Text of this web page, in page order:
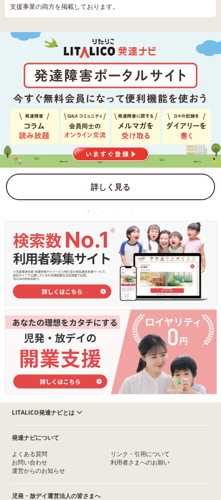
支援事業の両方を掲載しております。
詳しく見る
LITALICO発達ナビとは
発達ナビについて
よくある質問
お問い合わせ
運営からのお知らせ
リンク・引用について
利用者さまへのお願い
児発・放デイ運営法人の皆さまへ